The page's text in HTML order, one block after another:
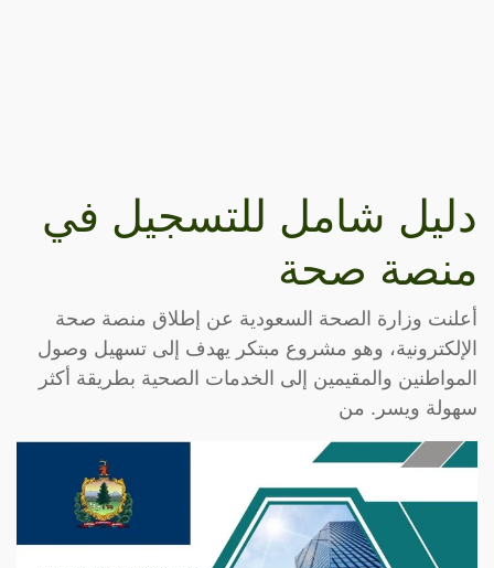
دليل شامل للتسجيل في
منصة صحة
أعلنت وزارة الصحة السعودية عن إطلاق منصة صحة
الإلكترونية، وهو مشروع مبتكر يهدف إلى تسهيل وصول
المواطنين والمقيمين إلى الخدمات الصحية بطريقة أكثر
سهولة ويسر. من